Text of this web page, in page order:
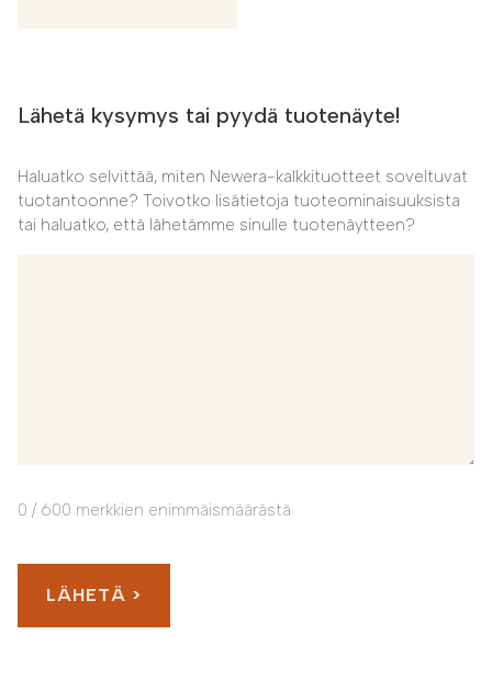
Lähetä kysymys tai pyydä tuotenäyte!
Haluatko selvittää, miten Newera-kalkkituotteet soveltuvat
tuotantoonne? Toivotko lisätietoja tuoteominaisuuksista
tai haluatko, että lähetämme sinulle tuotenäytteen?
0 / 600 merkkien enimmäismäärästä